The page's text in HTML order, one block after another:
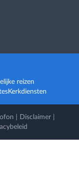
reizen
Kerkdiensten
Disclaimer